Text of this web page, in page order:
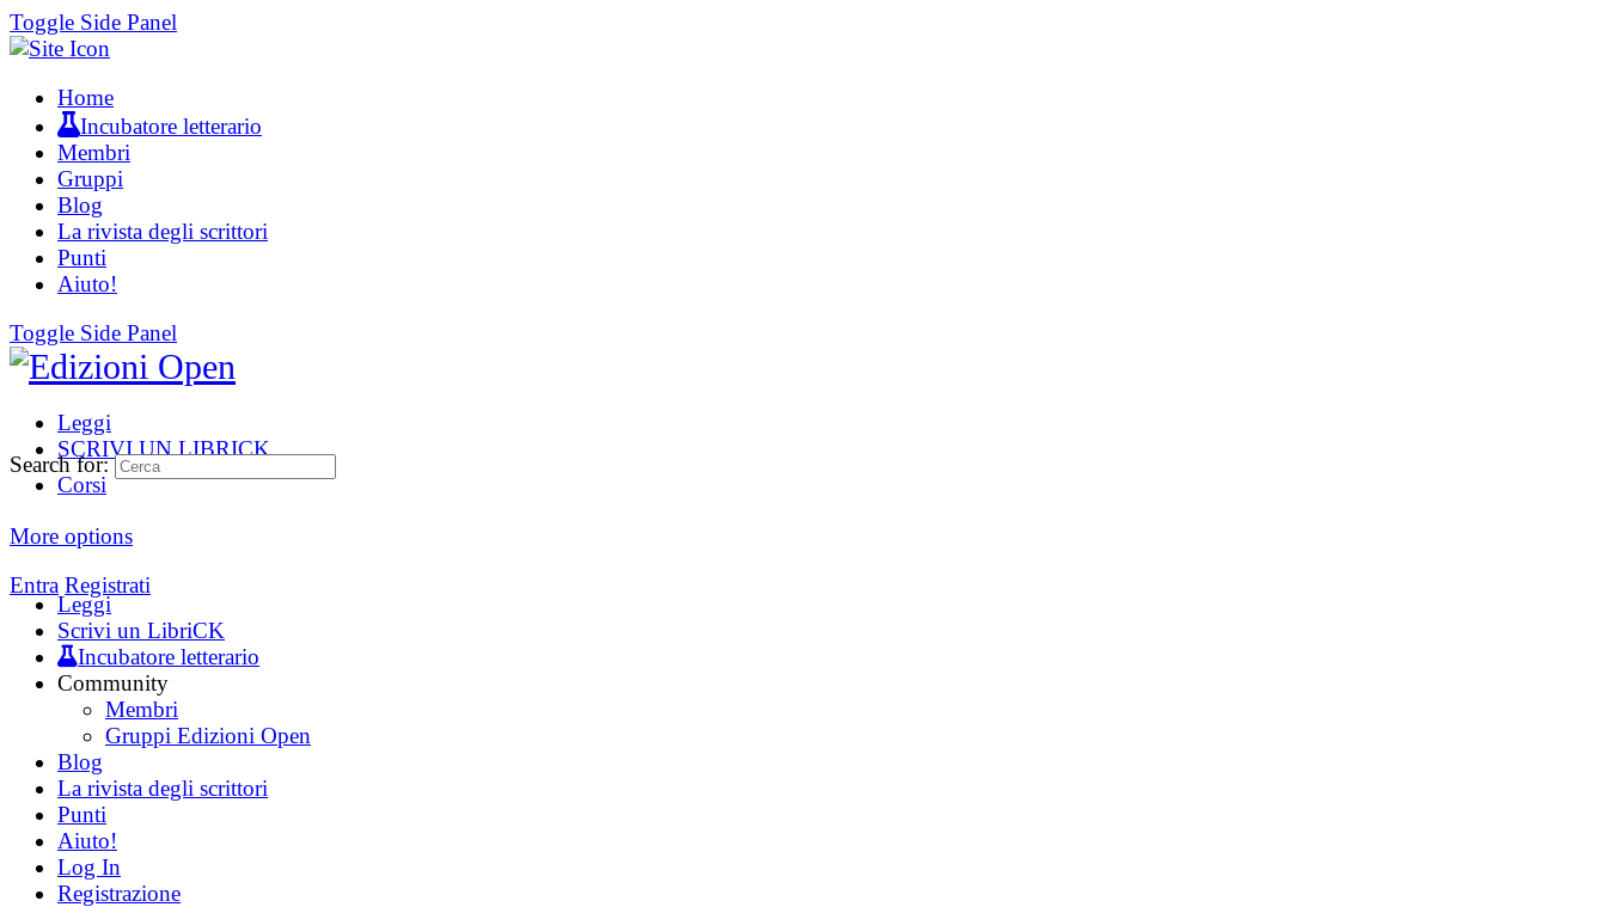
Toggle Side Panel
Home
Incubatore letterario
Membri
Gruppi
Blog
La rivista degli scrittori
Punti
Aiuto!
Toggle Side Panel
Leggi
SCRIVI UN LIBRICK
Corsi
More options
Entra Registrati
Search for:
Leggi
Scrivi un LibriCK
Incubatore letterario
Community
Membri
Gruppi Edizioni Open
Blog
La rivista degli scrittori
Punti
Aiuto!
Log In
Registrazione